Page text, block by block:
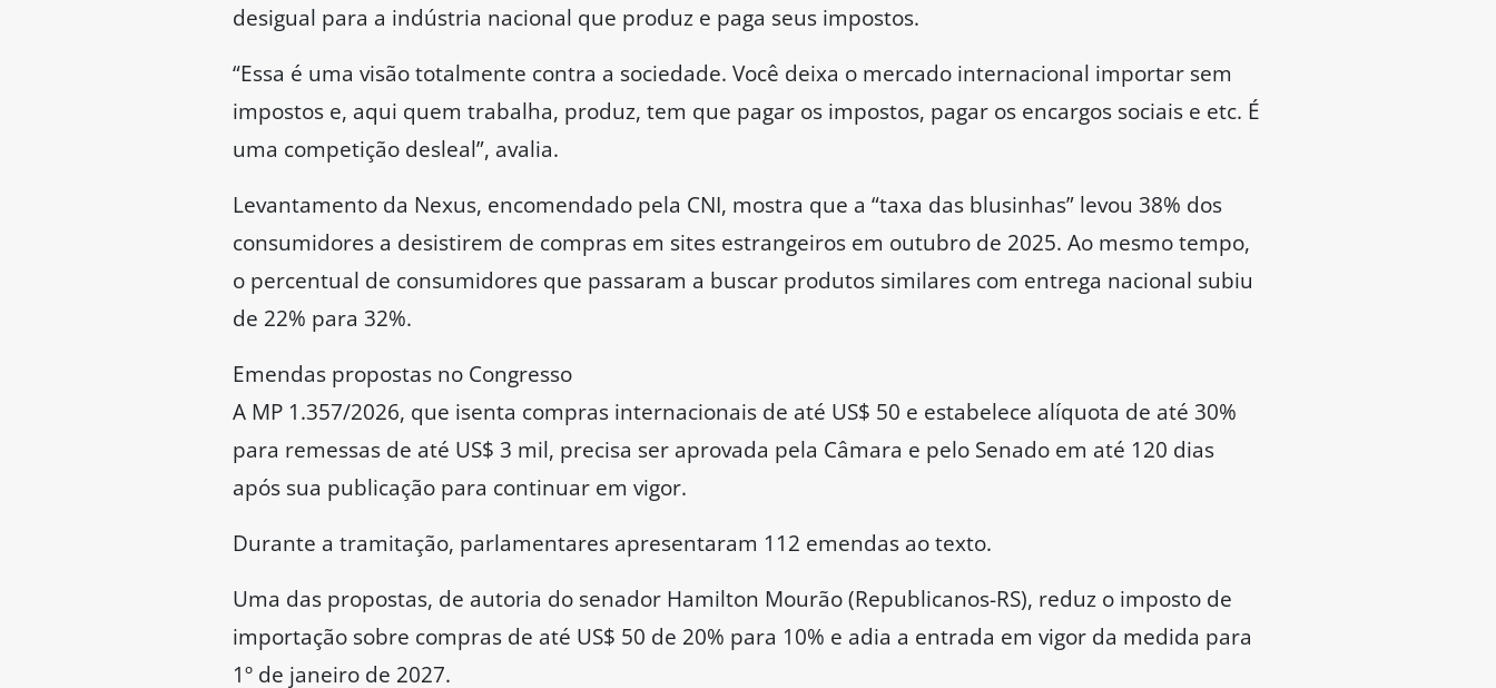
desigual para a indústria nacional que produz e paga seus impostos.
“Essa é uma visão totalmente contra a sociedade. Você deixa o mercado internacional importar sem
impostos e, aqui quem trabalha, produz, tem que pagar os impostos, pagar os encargos sociais e etc. É
uma competição desleal”, avalia.
Levantamento da Nexus, encomendado pela CNI, mostra que a “taxa das blusinhas” levou 38% dos
consumidores a desistirem de compras em sites estrangeiros em outubro de 2025. Ao mesmo tempo,
o percentual de consumidores que passaram a buscar produtos similares com entrega nacional subiu
de 22% para 32%.
Emendas propostas no Congresso
A MP 1.357/2026, que isenta compras internacionais de até US$ 50 e estabelece alíquota de até 30%
para remessas de até US$ 3 mil, precisa ser aprovada pela Câmara e pelo Senado em até 120 dias
após sua publicação para continuar em vigor.
Durante a tramitação, parlamentares apresentaram 112 emendas ao texto.
Uma das propostas, de autoria do senador Hamilton Mourão (Republicanos-RS), reduz o imposto de
importação sobre compras de até US$ 50 de 20% para 10% e adia a entrada em vigor da medida para
1º de janeiro de 2027.